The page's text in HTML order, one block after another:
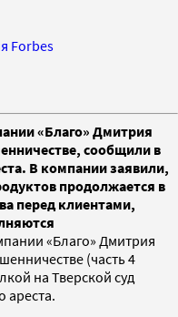
Forbes
«Благо» Дмитрия
сообщили в
В компании заявили,
продолжается в
перед клиентами,
«Благо» Дмитрия
(часть 4
на Тверской суд
ареста.